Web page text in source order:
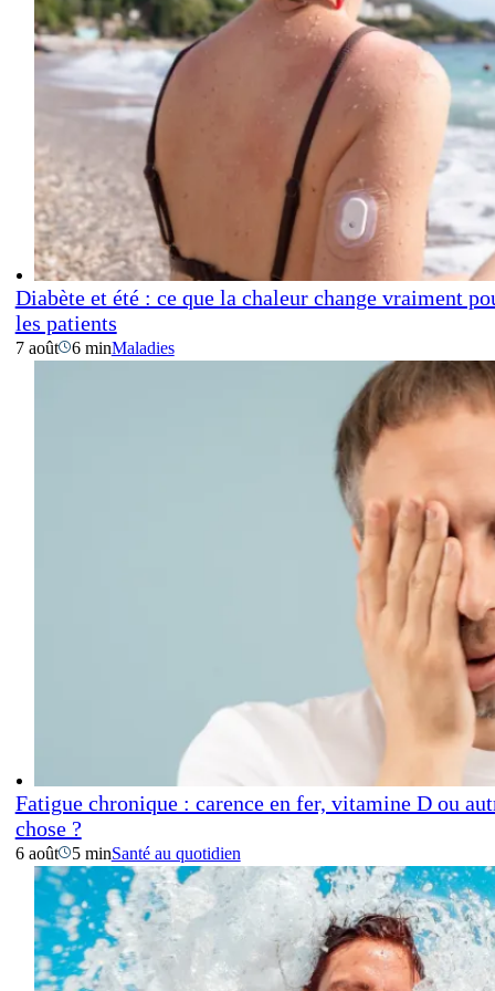
Diabète et été : ce que la chaleur change vraiment
les patients
7 août 6 minMaladies
Fatigue chronique : carence en fer, vitamine D ou
chose ?
6 août 5 minSanté au quotidien